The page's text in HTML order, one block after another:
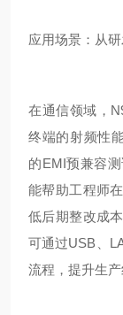
应用场景：从
在通信领域，
终端的射频性
的EMI预兼容
能帮助工程师
低后期整改成
可通过USB、
流程，提升生产